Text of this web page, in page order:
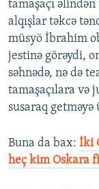
tamaşaçı
alqışlar təkcə
müsyö İbrahim
jestinə görəydi,
səhnədə, nə də
tamaşaçılara və
susaraq
Buna da bax:​ İki
heç kim Oskara